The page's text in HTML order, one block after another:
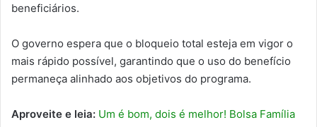
beneficiários.
O governo espera que o bloqueio total esteja em vigor o
mais rápido possível, garantindo que o uso do benefício
permaneça alinhado aos objetivos do programa.
Aproveite e leia: Um é bom, dois é melhor! Bolsa Família